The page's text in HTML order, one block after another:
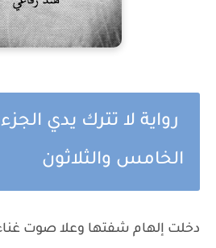
رواية لا تترك يدي
الخامس والثلاثون
دخلت إلهام شفتها وعلا صوت